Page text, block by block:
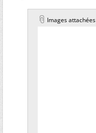
Images attachées